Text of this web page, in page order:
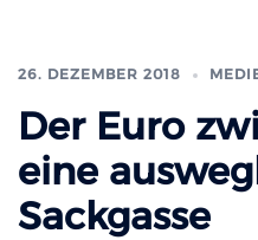
26. DEZEMBER 2018
Der Euro
eine
Sackgasse